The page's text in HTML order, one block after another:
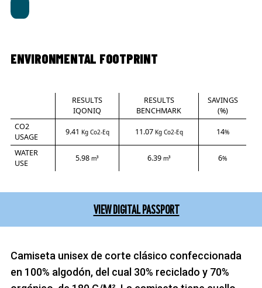
ENVIRONMENTAL FOOTPRINT
RESULTS
IQONIQ
RESULTS
BENCHMARK
SAVINGS
(%)
CO2
USAGE
9.41 Kg Co2-Eq 11.07 Kg Co2-Eq 14%
WATER
USE
5.98 m³ 6.39 m³ 6%
VIEW DIGITAL PASSPORT
Camiseta unisex de corte clásico confeccionada
en 100% algodón, del cual 30% reciclado y 70%